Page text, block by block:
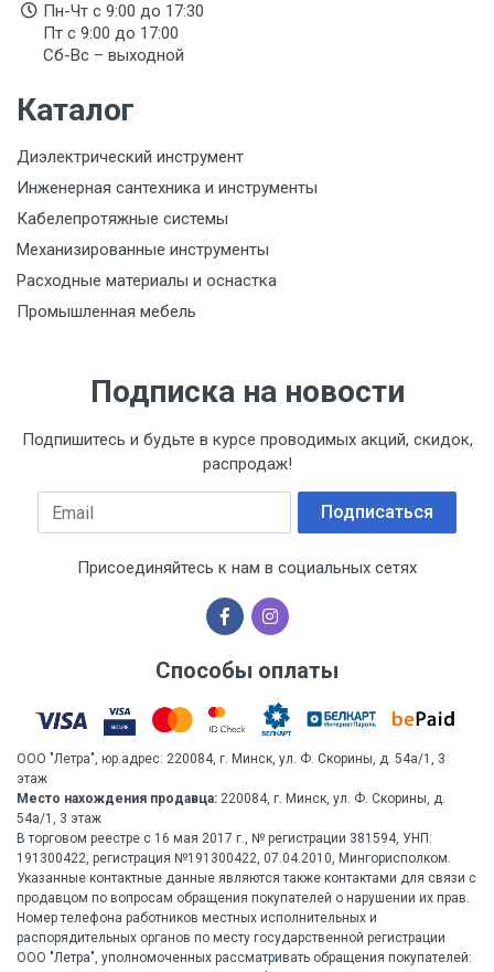
Подтверждение соответствия
Товар соответствует требованиям технических
сертификата/декларации соответствия содержатся
предоставляются по запросу покупателя
Пн-Чт с 9:00 до 17:30
Пт с 9:00 до 17:00
Сб-Вс – выходной
Каталог
Диэлектрический инструмент
Инженерная сантехника и инструменты
Кабелепротяжные системы
Механизированные инструменты
Расходные материалы и оснастка
Промышленная мебель
Подписка на новости
Подпишитесь и будьте в курсе проводимых акций, скидок,
распродаж!
Email Подписаться
Присоединяйтесь к нам в социальных сетях
Способы оплаты
ООО "Летра", юр.адрес: 220084, г. Минск, ул. Ф. Скорины, д. 54а/1, 3
этаж
Место нахождения продавца: 220084, г. Минск, ул. Ф. Скорины, д.
54а/1, 3 этаж
В торговом реестре с 16 мая 2017 г., № регистрации 381594, УНП:
191300422, регистрация №191300422, 07.04.2010, Мингорисполком.
Указанные контактные данные являются также контактами для связи с
продавцом по вопросам обращения покупателей о нарушении их прав.
Номер телефона работников местных исполнительных и
распорядительных органов по месту государственной регистрации
ООО "Летра", уполномоченных рассматривать обращения покупателей: